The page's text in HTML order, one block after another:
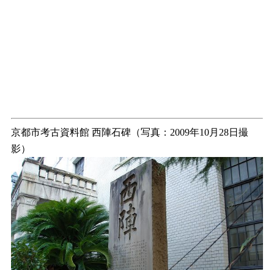
京都市考古資料館 西陣石碑（写真：2009年10月28日撮
影）